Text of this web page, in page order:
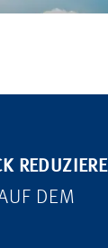
REDUZIEREN
DEM